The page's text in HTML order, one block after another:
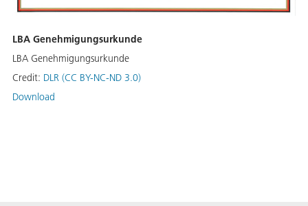
LBA Genehmigungsurkunde
LBA Genehmigungsurkunde
Credit: DLR (CC BY-NC-ND 3.0)
Download